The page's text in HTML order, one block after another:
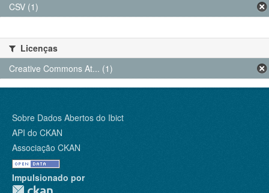
CSV (1)
Licenças
Creative Commons At... (1)
Sobre Dados Abertos do Ibict
API do CKAN
Associação CKAN
Impulsionado por